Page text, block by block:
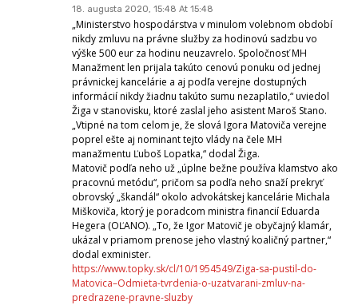
18. augusta 2020, 15:48 At 15:48
„Ministerstvo hospodárstva v minulom volebnom období
nikdy zmluvu na právne služby za hodinovú sadzbu vo
výške 500 eur za hodinu neuzavrelo. Spoločnosť MH
Manažment len prijala takúto cenovú ponuku od jednej
právnickej kancelárie a aj podľa verejne dostupných
informácií nikdy žiadnu takúto sumu nezaplatilo,“ uviedol
Žiga v stanovisku, ktoré zaslal jeho asistent Maroš Stano.
„Vtipné na tom celom je, že slová Igora Matoviča verejne
poprel ešte aj nominant tejto vlády na čele MH
manažmentu Ľuboš Lopatka,“ dodal Žiga.
Matovič podľa neho už „úplne bežne používa klamstvo ako
pracovnú metódu“, pričom sa podľa neho snaží prekryť
obrovský „škandál“ okolo advokátskej kancelárie Michala
Miškoviča, ktorý je poradcom ministra financií Eduarda
Hegera (OĽANO). „To, že Igor Matovič je obyčajný klamár,
ukázal v priamom prenose jeho vlastný koaličný partner,“
dodal exminister.
https://www.topky.sk/cl/10/1954549/Ziga-sa-pustil-do-
Matovica–Odmieta-tvrdenia-o-uzatvarani-zmluv-na-
predrazene-pravne-sluzby